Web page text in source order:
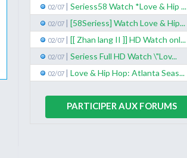
02/07 | Seriess58 Watch *Love & Hip ...
02/07 | [58Seriess] Watch Love & Hip...
02/07 | [[ Zhan lang II ]] HD Watch onl...
02/07 | Seriess Full HD Watch \"Lov...
02/07 | Love & Hip Hop: Atlanta Seas...
PARTICIPER AUX FORUMS